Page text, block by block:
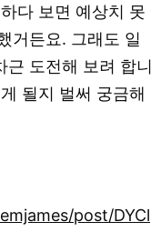
다 보면 예상치 못
거든요. 그래도 일
근 도전해 보려 합니
될지 벌써 궁금해
post/DYCl